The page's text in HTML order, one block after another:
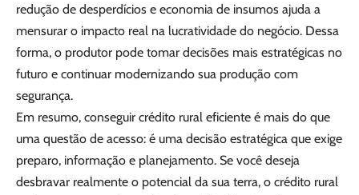
redução de desperdícios e economia de insumos ajuda a
mensurar o impacto real na lucratividade do negócio. Dessa
forma, o produtor pode tomar decisões mais estratégicas no
futuro e continuar modernizando sua produção com
segurança.
Em resumo, conseguir crédito rural eficiente é mais do que
uma questão de acesso: é uma decisão estratégica que exige
preparo, informação e planejamento. Se você deseja
desbravar realmente o potencial da sua terra, o crédito rural